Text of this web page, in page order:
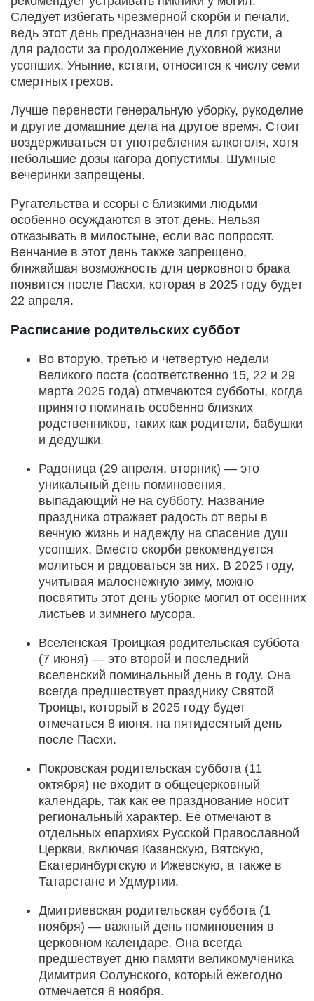
Следует избегать чрезмерной скорби и печали,
ведь этот день предназначен не для грусти, а
для радости за продолжение духовной жизни
усопших. Уныние, кстати, относится к числу семи
смертных грехов.
Лучше перенести генеральную уборку, рукоделие
и другие домашние дела на другое время. Стоит
воздерживаться от употребления алкоголя, хотя
небольшие дозы кагора допустимы. Шумные
вечеринки запрещены.
Ругательства и ссоры с близкими людьми
особенно осуждаются в этот день. Нельзя
отказывать в милостыне, если вас попросят.
Венчание в этот день также запрещено,
ближайшая возможность для церковного брака
появится после Пасхи, которая в 2025 году будет
22 апреля.
Расписание родительских суббот
Во вторую, третью и четвертую недели
Великого поста (соответственно 15, 22 и 29
марта 2025 года) отмечаются субботы, когда
принято поминать особенно близких
родственников, таких как родители, бабушки
и дедушки.
Радоница (29 апреля, вторник) — это
уникальный день поминовения,
выпадающий не на субботу. Название
праздника отражает радость от веры в
вечную жизнь и надежду на спасение душ
усопших. Вместо скорби рекомендуется
молиться и радоваться за них. В 2025 году,
учитывая малоснежную зиму, можно
посвятить этот день уборке могил от осенних
листьев и зимнего мусора.
Вселенская Троицкая родительская суббота
(7 июня) — это второй и последний
вселенский поминальный день в году. Она
всегда предшествует празднику Святой
Троицы, который в 2025 году будет
отмечаться 8 июня, на пятидесятый день
после Пасхи.
Покровская родительская суббота (11
октября) не входит в общецерковный
календарь, так как ее празднование носит
региональный характер. Ее отмечают в
отдельных епархиях Русской Православной
Церкви, включая Казанскую, Вятскую,
Екатеринбургскую и Ижевскую, а также в
Татарстане и Удмуртии.
Дмитриевская родительская суббота (1
ноября) — важный день поминовения в
церковном календаре. Она всегда
предшествует дню памяти великомученика
Димитрия Солунского, который ежегодно
отмечается 8 ноября.